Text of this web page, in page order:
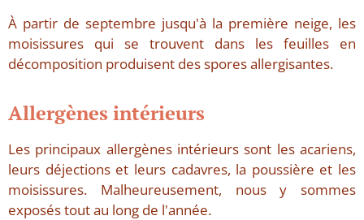
À partir de septembre jusqu'à la première neige, les
moisissures qui se trouvent dans les feuilles en
décomposition produisent des spores allergisantes.
Allergènes intérieurs
Les principaux allergènes intérieurs sont les acariens,
leurs déjections et leurs cadavres, la poussière et les
moisissures. Malheureusement, nous y sommes
exposés tout au long de l'année.